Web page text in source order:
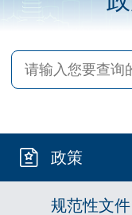
政策
规范性文件